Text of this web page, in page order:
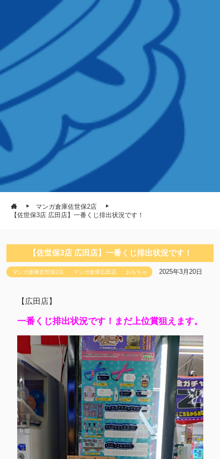
マンガ倉庫佐世保2店
【佐世保3店 広田店】一番くじ排出状況です！
【佐世保3店 広田店】一番くじ排出状況です！
マンガ倉庫佐世保2店 マンガ倉庫広田店 おもちゃ 2025年3月20日
【広田店】
一番くじ排出状況です！まだ上位賞狙えます。